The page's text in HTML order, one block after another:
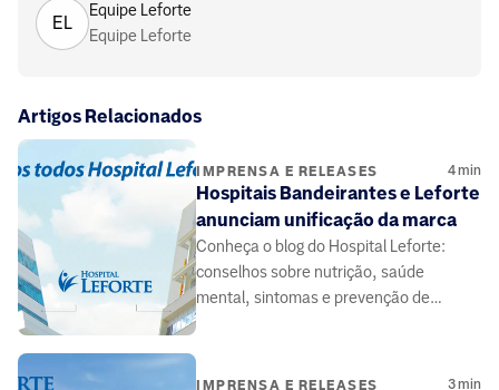
EL
Equipe Leforte
Equipe Leforte
Artigos Relacionados
IMPRENSA E RELEASES 4min
Hospitais Bandeirantes e Leforte
anunciam unificação da marca
Conheça o blog do Hospital Leforte:
conselhos sobre nutrição, saúde
mental, sintomas e prevenção de
IMPRENSA E RELEASES 3min